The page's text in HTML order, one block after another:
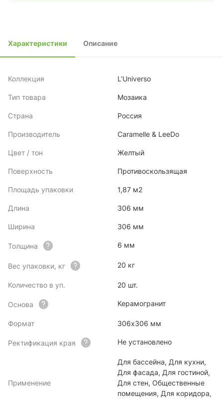
Характеристики Описание
Коллекция L’Universo
Тип товара Мозаика
Страна Россия
Производитель Caramelle & LeeDo
Цвет / тон Желтый
Поверхность Противоскользящая
Площадь упаковки 1,87 м2
Длина 306 мм
Ширина 306 мм
Толщина 6 мм
Вес упаковки, кг 20 кг
Количество в уп. 20 шт.
Основа Керамогранит
Формат 306х306 мм
Ректификация края Не установлено
Применение
Для бассейна, Для кухни,
Для фасада, Для гостиной,
Для стен, Общественные
помещения, Для коридора,